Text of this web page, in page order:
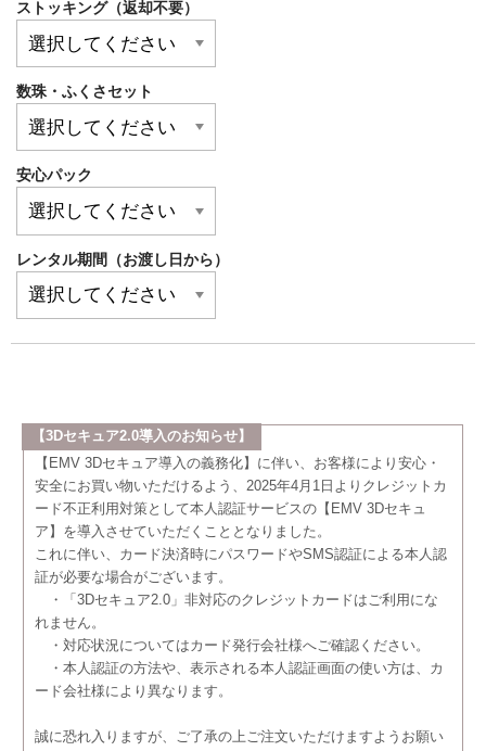
ストッキング（返却不要）
数珠・ふくさセット
安心パック
レンタル期間（お渡し日から）
【3Dセキュア2.0導入のお知らせ】
【EMV 3Dセキュア導入の義務化】に伴い、お客様により安心・
安全にお買い物いただけるよう、2025年4月1日よりクレジットカ
ード不正利用対策として本人認証サービスの【EMV 3Dセキュ
ア】を導入させていただくこととなりました。
これに伴い、カード決済時にパスワードやSMS認証による本人認
証が必要な場合がございます。
・「3Dセキュア2.0」非対応のクレジットカードはご利用にな
れません。
・対応状況についてはカード発行会社様へご確認ください。
・本人認証の方法や、表示される本人認証画面の使い方は、カ
ード会社様により異なります。
誠に恐れ入りますが、ご了承の上ご注文いただけますようお願い